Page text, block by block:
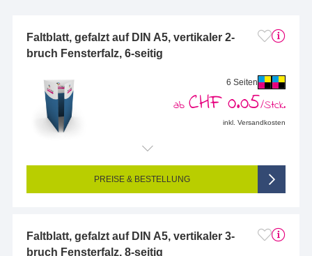
Faltblatt, gefalzt auf DIN A5, vertikaler 2-
bruch Fensterfalz, 6-seitig
6 Seiten
ab CHF 0.05/Stck.
inkl. Versandkosten
Endformat (bedruckte Fläche): 297 x 210 mm (DIN A4)
Seitigkeit: 6-seitig (Vorderseite und Rückseite bedruckt)
4/4-farbig CMYK (vollfarbig bedruckt)
PREISE & BESTELLUNG
Faltblatt, gefalzt auf DIN A5, vertikaler 3-
bruch Fensterfalz, 8-seitig